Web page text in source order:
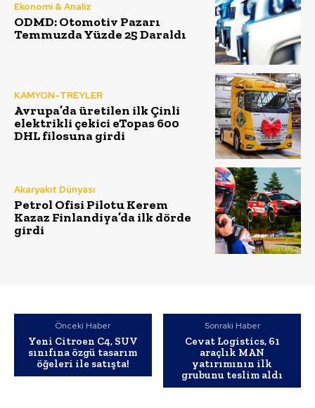
Ekonomi & Analiz
ODMD: Otomotiv Pazarı
Temmuzda Yüzde 25 Daraldı
KAMYON-TREYLER
Avrupa’da üretilen ilk Çinli
elektrikli çekici eTopas 600
DHL filosuna girdi
Akaryakıt Dünyası
Petrol Ofisi Pilotu Kerem
Kazaz Finlandiya’da ilk dörde
girdi
Önceki Haber
Yeni Citroen C4, SUV
sınıfına özgü tasarım
öğeleri ile satışta!
Sonraki Haber
Cevat Logistics, 61
araçlık MAN
yatırımının ilk
grubunu teslim aldı